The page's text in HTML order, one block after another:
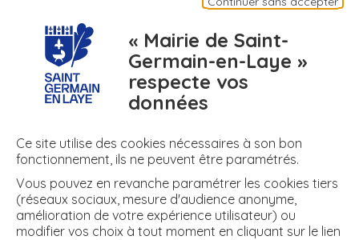
« Mairie de Saint-
Germain-en-Laye »
respecte vos
données
Ce site utilise des cookies nécessaires à son bon
fonctionnement, ils ne peuvent être paramétrés.
Vous pouvez en revanche paramétrer les cookies tiers
(réseaux sociaux, mesure d'audience anonyme,
amélioration de votre expérience utilisateur) ou
modifier vos choix à tout moment en cliquant sur le lien
numero meteo
Météo
+ DE RÉSEAUX